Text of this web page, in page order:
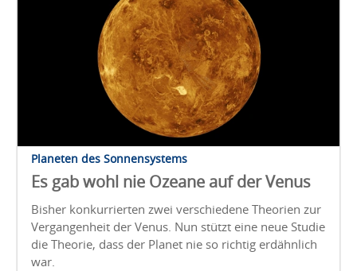
Planeten des Sonnensystems
Es gab wohl nie Ozeane auf der Venus
Bisher konkurrierten zwei verschiedene Theorien zur
Vergangenheit der Venus. Nun stützt eine neue Studie
die Theorie, dass der Planet nie so richtig erdähnlich
war.